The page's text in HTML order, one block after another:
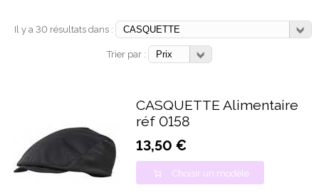
Il y a 30 résultats dans :
Trier par :
CASQUETTE Alimentaire
réf 0158
13,50 €
Choisir un modèle